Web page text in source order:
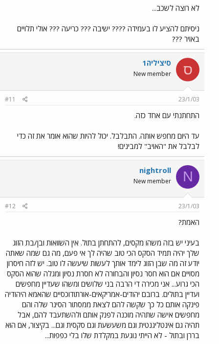
לא רוצה לשכב...
ניסיתם להציע לו בעמידה ???? ישיבה ??? כריעה ??? אולי תלויים
באויר ???
ס סיציליה1
New member
23/1/03
#11
התחתנתי עם אחד כזה.
עד היום מחפש אותה. התבלבל. יכול להיות שהוא אומר את זה כדי
לבלבל את "האויב" למבינים!
N
nightroll
New member
23/1/03
#12
האמת?
בעיני יש בזה משהו מקסים, להתחתן בתול. אין השוואות ובן/בת הזוג
שלך יהיה תמיד הסקס הכי טוב שהיה לך אי פעם, מה גם שמה שאתה
יודע זה מה שבן הזוג לימד אותך לעשות שיעשה לו טוב. יש לזה חיסרון
מסויים אם הוא חסר נסיון והבחורה לא חסרת נסיון ומגלה שהוא הסקס
הכי גרוע... אני מכירה די הרבה בני שלושים ומשהו שעדיין מחפשים
ועדיין בתולים. ברובם יהודים-אמריקאים-אורתודוכסיים שהאמא היהודיה
פינקה אותם כל כך שקשה להם לצאת ממסתור הסינר שלה והם
מחפשים אישה שתהיה מוכנה לפנק אותם ולהשתעבד להם, אבל
תהיה גם אינטליגנטית וגם משעשעת וגם סקסית וגם... בקיצור, אם הוא
בררן ובתול - לא הייתי נוגעת במקלדת שלו בלי כפפות...